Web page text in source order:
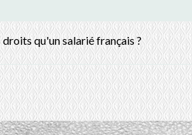
qu'un salarié français ?